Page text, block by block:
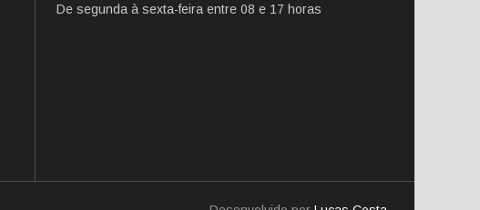
De segunda à sexta-feira entre 08 e 17 horas